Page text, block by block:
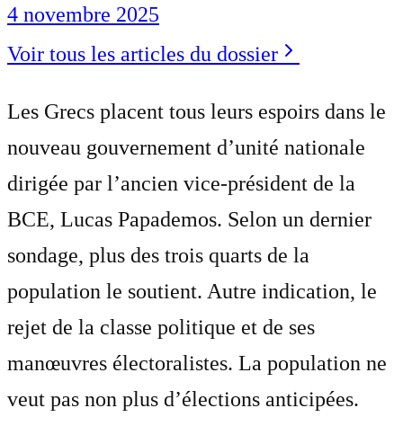
4 novembre 2025
Voir tous les articles du dossier
Les Grecs placent tous leurs espoirs dans le
nouveau gouvernement d’unité nationale
dirigée par l’ancien vice-président de la
BCE, Lucas Papademos. Selon un dernier
sondage, plus des trois quarts de la
population le soutient. Autre indication, le
rejet de la classe politique et de ses
manœuvres électoralistes. La population ne
veut pas non plus d’élections anticipées.